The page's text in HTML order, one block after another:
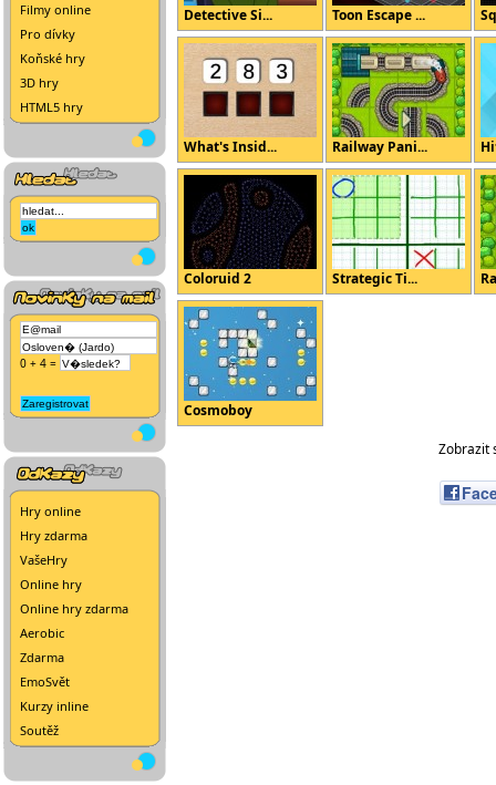
Filmy online
Pro dívky
Koňské hry
3D hry
HTML5 hry
0 + 4 =
Hry online
Hry zdarma
VašeHry
Online hry
Online hry zdarma
Aerobic
Zdarma
EmoSvět
Kurzy inline
Soutěž
Detective Si... Toon Escape ...
What's Insid... Railway Pani...
Coloruid 2 Strategic Ti...
Cosmoboy
Zobrazit